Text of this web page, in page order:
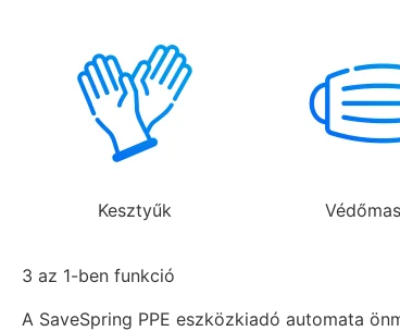
Kesztyűk
3 az 1-ben funkció
A SaveSpring PPE eszközkiadó automata